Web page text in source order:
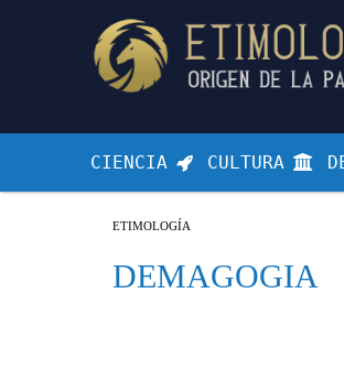
CIENCIA CULTURA
ETIMOLOGÍA
DEMAGOGIA